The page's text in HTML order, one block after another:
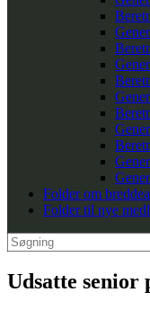
Folder om
Folder til nye
Udsatte